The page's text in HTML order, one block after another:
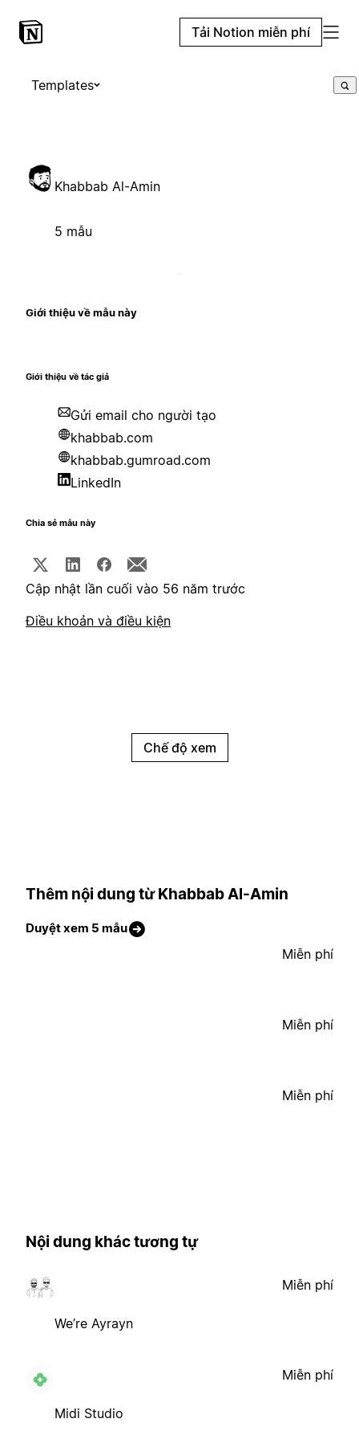
Tải Notion miễn phí
Templates
Khabbab Al-Amin
5 mẫu
Giới thiệu về mẫu này
Giới thiệu về tác giả
Gửi email cho người tạo
khabbab.com
khabbab.gumroad.com
LinkedIn
Chia sẻ mẫu này
Cập nhật lần cuối vào 56 năm trước
Điều khoản và điều kiện
Chế độ xem
Thêm nội dung từ Khabbab Al-Amin
Duyệt xem 5 mẫu
Miễn phí
Miễn phí
Miễn phí
Nội dung khác tương tự
We’re Ayrayn
Miễn phí
Midi Studio
Miễn phí